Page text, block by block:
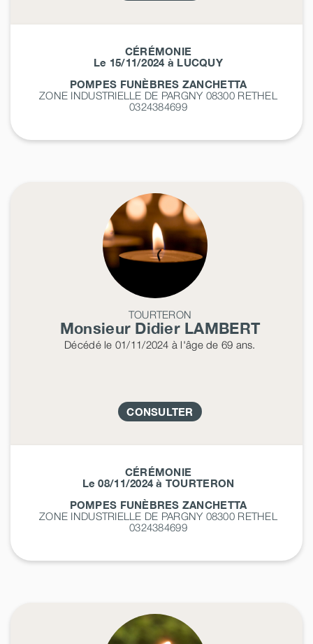
CÉRÉMONIE
Le 15/11/2024 à LUCQUY
POMPES FUNÈBRES ZANCHETTA
ZONE INDUSTRIELLE DE PARGNY 08300 RETHEL
0324384699
TOURTERON
Monsieur Didier LAMBERT
Décédéle 01/11/2024 à l'âge de 69 ans.
CONSULTER
CÉRÉMONIE
Le 08/11/2024 à TOURTERON
POMPES FUNÈBRES ZANCHETTA
ZONE INDUSTRIELLE DE PARGNY 08300 RETHEL
0324384699